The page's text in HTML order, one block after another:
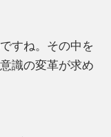
すね。その中を
識の変革が求め